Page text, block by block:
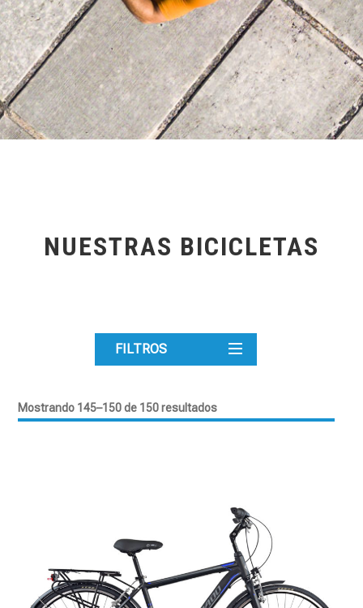
NUESTRAS BICICLETAS
FILTROS
Mostrando 145–150 de 150 resultados